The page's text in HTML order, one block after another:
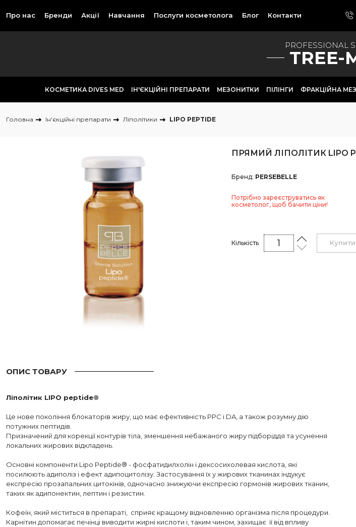
Про нас Бренди Акції Навчання Послуги косметолога Блог Контакти
PROFESSIONAL
TREE-
КОСМЕТИКА DIVES MED ІН'ЄКЦІЙНІ ПРЕПАРАТИ МЕЗОНИТКИ ПІЛІНГИ ФРАКЦІЙНА
Головна Ін'єкційні препарати Ліполітики LIPO PEPTIDE
ПРЯМИЙ ЛІПОЛІТИК LIPO
Бренд: PERSEBELLE
Потрібно зареєструватись як
косметолог, щоб бачити ціни!
Кількість Купити
ОПИС ТОВАРУ
Ліполітик LIPO peptide®
Це нове покоління блокаторів жиру, що має ефективність PPC і DA, а також розумну дію
потужних пептидів.
Призначений для корекції контурів тіла, зменшення небажаного жиру підборіддя та усунення
локальних жирових відкладень.
Основні компоненти Lipo Peptide® - фосфатидилхолін і дексосихолевая кислота, які
посилюють адиполіз і ефект адипоцитолізу. Застосування їх у жирових тканинах індукує
експресію прозапальних цитокінів, одночасно знижуючи експресію гормонів жирових тканин,
таких як адипонектин, лептин і резистин.
Кофеїн, який міститься в препараті, сприяє кращому відновленню організма після процедури.
Карнітин допомагає печінці виводити жирні кислоти і, таким чином, захищає її від впливу